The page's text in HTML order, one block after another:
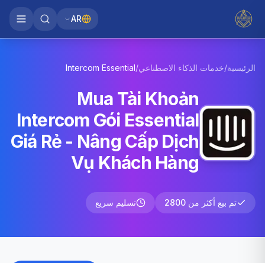
AR
الرئيسية/خدمات الذكاء الاصطناعي/
Intercom Essential
Mua Tài Khoản
Intercom Gói Essential
Giá Rẻ - Nâng Cấp Dịch
Vụ Khách Hàng
تم بيع أكثر من 2800 تسليم سريع